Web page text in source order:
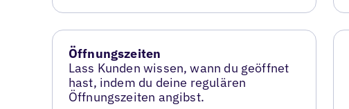
Öffnungszeiten
Lass Kunden wissen, wann du geöffnet
hast, indem du deine regulären
Öffnungszeiten angibst.